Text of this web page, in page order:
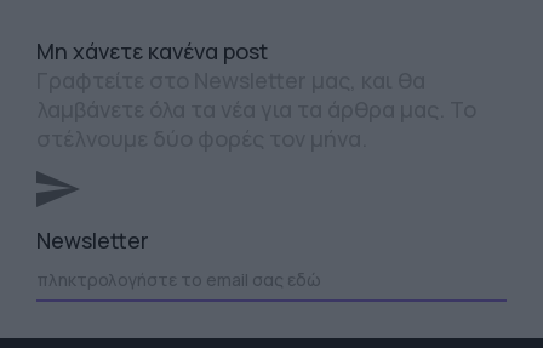
Mη χάνετε κανένα post
Newsletter